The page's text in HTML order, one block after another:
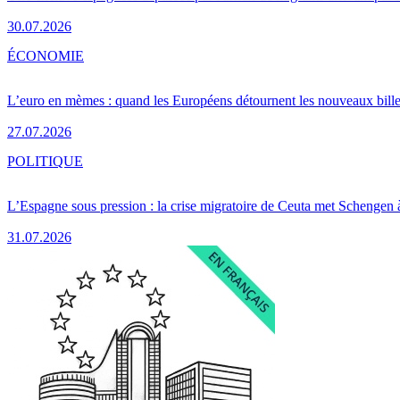
30.07.2026
L’euro en mèmes : quand les Européens détournent les nouveaux
27.07.2026
ÉCONOMIE
L’Espagne sous pression : la crise migratoire de Ceuta met Schengen
31.07.2026
POLITIQUE